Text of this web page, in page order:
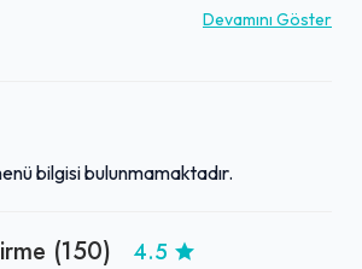
favorisidir. Rahatlatıcı ve davetkar
için uygun, esnek alanlar sağlar.
kaliteli hizmet sunar. Bu işletme,
için ideal bir tercihtir.
Devamını Göster
bilgisi bulunmamaktadır.
(150) 4.5